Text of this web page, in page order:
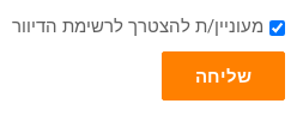
מעוניין/ת להצטרך לרשימת הדיוור
שליחה